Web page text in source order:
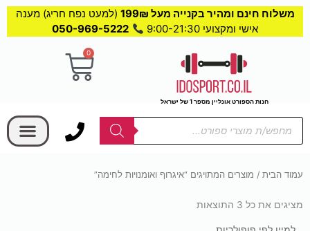
משלוח חינם ומהיר בקנייה מעל 199₪
(למעט נפח חריג) מענה
אישי ומקצועי 9:00-21:30
050-969-5222
חנות הספורט אונליין מספר 1 של ישראל
0
עגלת
Products
search
עמוד הבית / מוצרים המתויגים “איגרוף ואומנויות לחימה”
מציגים את כל ⁦3⁩ התוצאות
ממוין